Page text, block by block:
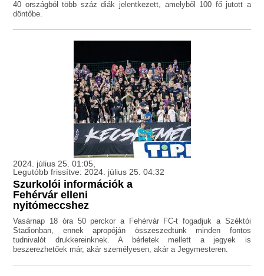
40 országból több száz diák jelentkezett, amelyből 100 fő jutott a
döntőbe.
2024. július 25. 01:05,
Legutóbb frissítve: 2024. július 25. 04:32
Szurkolói információk a
Fehérvár elleni
nyitómeccshez
Vasárnap 18 óra 50 perckor a Fehérvár FC-t fogadjuk a Széktói
Stadionban, ennek apropóján összeszedtünk minden fontos
tudnivalót drukkereinknek. A bérletek mellett a jegyek is
beszerezhetőek már, akár személyesen, akár a Jegymesteren.